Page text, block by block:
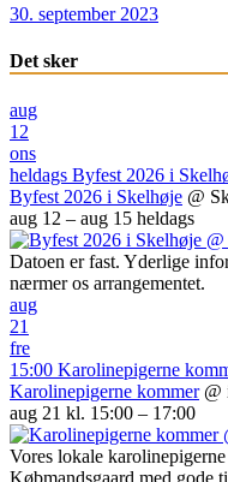
30. september 2023
Det sker
aug
12
ons
heldags Byfest 2026 i
Byfest 2026 i Skelhøje @
aug 12 – aug 15 heldags
Datoen er fast. Yderlige
nærmer os arrangementet.
aug
21
fre
15:00 Karolinepigerne
Karolinepigerne kommer @
aug 21 kl. 15:00 – 17:00
Vores lokale